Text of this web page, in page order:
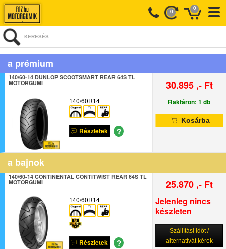
0
0
KERESÉS
a prémium
140/60-14 DUNLOP SCOOTSMART REAR 64S TL
MOTORGUMI
140/60R14
Részletek ?
30.895 ,- Ft
Raktáron: 1 db
Kosárba
a bajnok
140/60-14 CONTINENTAL CONTITWIST REAR 64S TL
MOTORGUMI
140/60R14
Részletek ?
25.870 ,- Ft
Jelenleg nincs
készleten
Szállítási időt /
alternatívát kérek